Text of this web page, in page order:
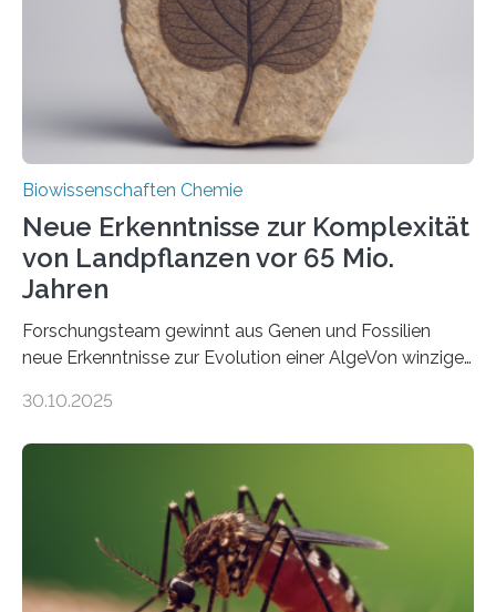
Funktionsfähigkeit der Organellen entscheidend ist. Die
Studie wurde am 28. Oktober 2025 in der
Fachzeitschrift…
Biowissenschaften Chemie
Neue Erkenntnisse zur Komplexität
von Landpflanzen vor 65 Mio.
Jahren
Forschungsteam gewinnt aus Genen und Fossilien
neue Erkenntnisse zur Evolution einer AlgeVon winzigen
Landpflanzen zählen zu den komplexesten
Grünalgen, die vor Hunderten von Millionen Jahren
lebten. Unter den Vorfahren sticht eine Gruppe heraus,
die noch heute in der Natur vorkommt: die
Süßwasseralge Coleochaetophyceae. Einige Arten
dieser Gruppe bilden aus Zellfäden dichte Geflechte
30.10.2025